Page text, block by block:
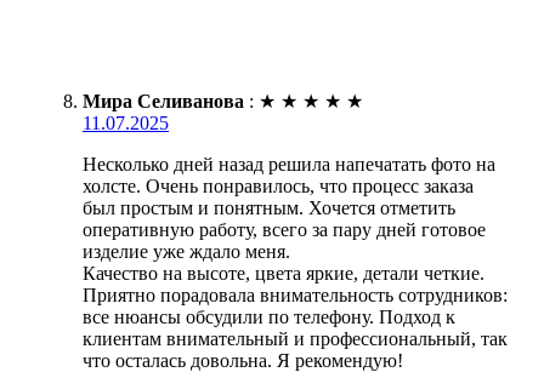
Мира Селиванова : ★ ★ ★ ★ ★
11.07.2025
Несколько дней назад решила напечатать фото на
холсте. Очень понравилось, что процесс заказа
был простым и понятным. Хочется отметить
оперативную работу, всего за пару дней готовое
изделие уже ждало меня.
Качество на высоте, цвета яркие, детали четкие.
Приятно порадовала внимательность сотрудников:
все нюансы обсудили по телефону. Подход к
клиентам внимательный и профессиональный, так
что осталась довольна. Я рекомендую!